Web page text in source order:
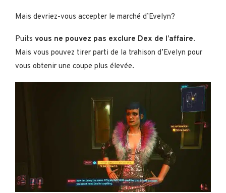
Mais devriez-vous accepter le marché d’Evelyn?
Puits vous ne pouvez pas exclure Dex de l’affaire.
Mais vous pouvez tirer parti de la trahison d’Evelyn pour
vous obtenir une coupe plus élevée.